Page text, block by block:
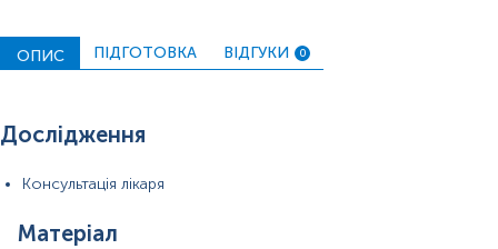
ОПИС ПІДГОТОВКА ВІДГУКИ 0
Дослідження
Консультація лікаря
Матеріал